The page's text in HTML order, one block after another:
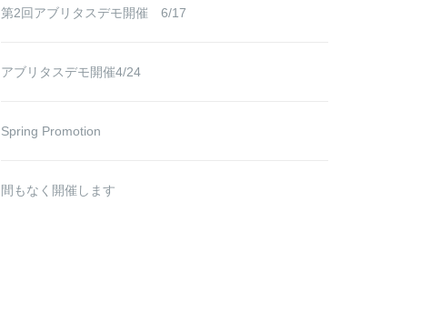
第2回アブリタスデモ開催 6/17
アブリタスデモ開催4/24
Spring Promotion
間もなく開催します